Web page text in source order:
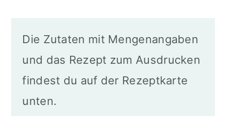
Die Zutaten mit Mengenangaben
und das Rezept zum Ausdrucken
findest du auf der Rezeptkarte
unten.